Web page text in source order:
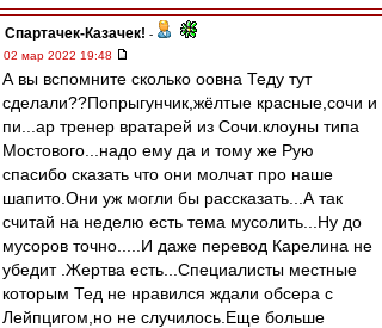
Спартачек-Казачек! -
02 мар 2022 19:48
А вы вспомните сколько оовна Теду тут
сделали??Попрыгунчик,жёлтые красные,сочи и
пи...ар тренер вратарей из Сочи.клоуны типа
Мостового...надо ему да и тому же Рую
спасибо сказать что они молчат про наше
шапито.Они уж могли бы рассказать...А так
считай на неделю есть тема мусолить...Ну до
мусоров точно.....И даже перевод Карелина не
убедит .Жертва есть...Специалисты местные
которым Тед не нравился ждали обсера с
Лейпцигом,но не случилось.Еще больше